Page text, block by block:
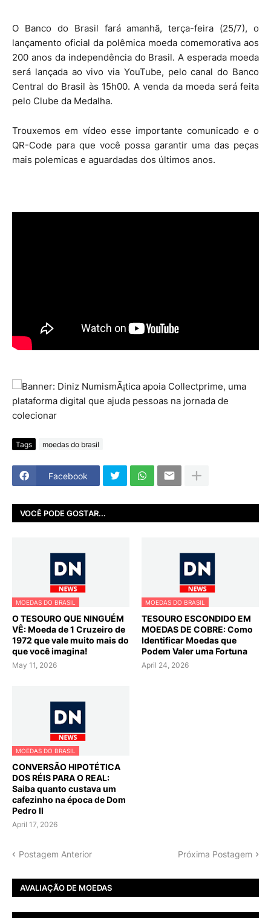
O Banco do Brasil fará amanhã, terça-feira (25/7), o
lançamento oficial da polêmica moeda comemorativa aos
200 anos da independência do Brasil. A esperada moeda
será lançada ao vivo via YouTube, pelo canal do Banco
Central do Brasil às 15h00. A venda da moeda será feita
pelo Clube da Medalha.
Trouxemos em vídeo esse importante comunicado e o
QR-Code para que você possa garantir uma das peças
mais polemicas e aguardadas dos últimos anos.
Tags moedas do brasil
Facebook
VOCÊ PODE GOSTAR...
MOEDAS DO BRASIL
O TESOURO QUE NINGUÉM
VÊ: Moeda de 1 Cruzeiro de
1972 que vale muito mais do
que você imagina!
May 11, 2026
MOEDAS DO BRASIL
TESOURO ESCONDIDO EM
MOEDAS DE COBRE: Como
Identificar Moedas que
Podem Valer uma Fortuna
April 24, 2026
MOEDAS DO BRASIL
CONVERSÃO HIPOTÉTICA
DOS RÉIS PARA O REAL:
Saiba quanto custava um
cafezinho na época de Dom
Pedro II
April 17, 2026
Postagem Anterior Próxima Postagem
AVALIAÇÃO DE MOEDAS